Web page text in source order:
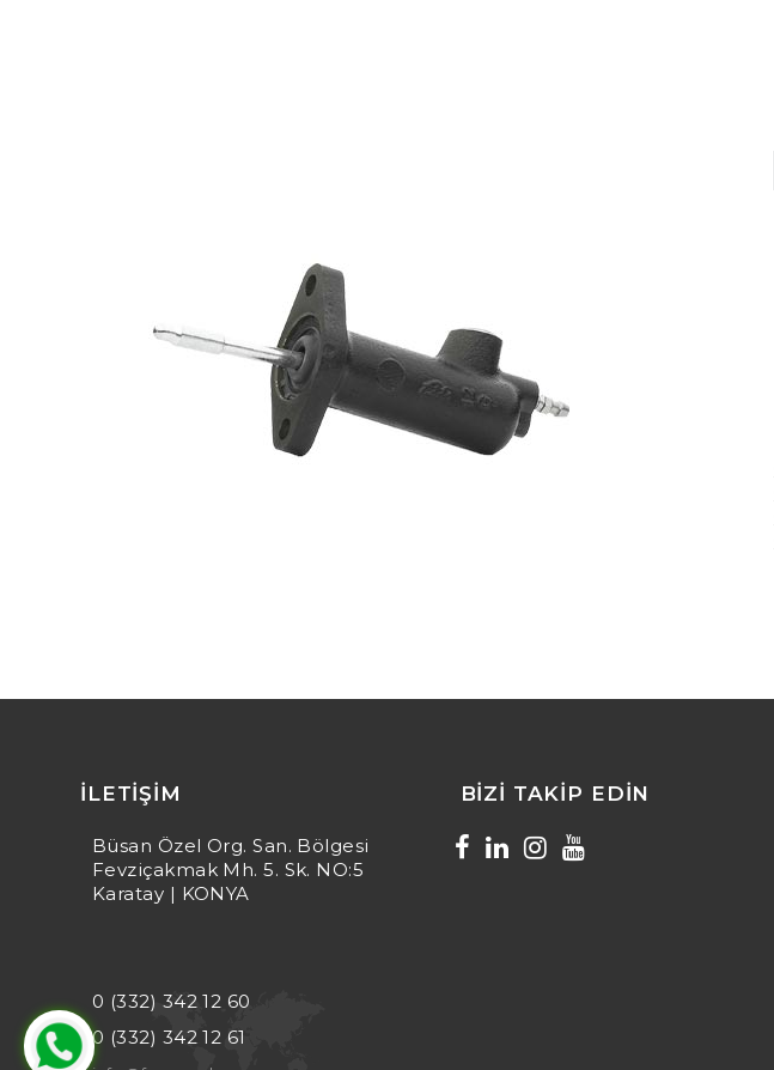
İLETIŞIM
Büsan Özel Org. San. Bölgesi
Fevziçakmak Mh. 5. Sk. NO:5
Karatay | KONYA
0 (332) 342 12 60
0 (332) 342 12 61
BIZI TAKIP EDIN